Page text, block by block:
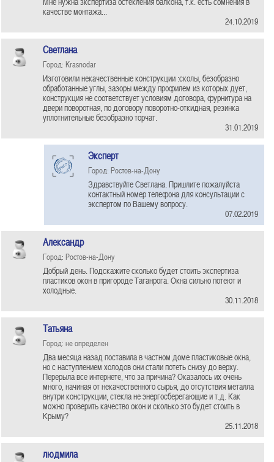
качестве монтажа...
24.10.2019
Светлана
Город: Krasnodar
Изготовили некачественные конструкции :сколы, безобразно
обработанные углы, зазоры между профилем из которых дует,
конструкция не соответствует условиям договора, фурнитура на
двери поворотная, по договору поворотно-откидная, резинка
уплотнительные безобразно торчат.
31.01.2019
Эксперт
Город: Ростов-на-Дону
Здравствуйте Светлана. Пришлите пожалуйста
контактный номер телефона для консультации с
экспертом по Вашему вопросу.
07.02.2019
Александр
Город: Ростов-на-Дону
Добрый день. Подскажите сколько будет стоить экспертиза
пластиков окон в пригороде Таганрога. Окна сильно потеют и
холодные.
30.11.2018
Татьяна
Город: не определен
Два месяца назад поставила в частном доме пластиковые окна,
но с наступлением холодов они стали потеть снизу до верху.
Перерыла все интернете, что за причина? Оказалось их очень
много, начиная от некачественного сырья, до отсутствия металла
внутри конструкции, стекла не энергосберегающие и т.д. Как
можно проверить качество окон и сколько это будет стоить в
Крыму?
25.11.2018
людмила